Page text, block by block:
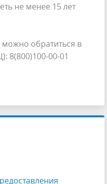
не менее 15 лет
можно обратиться в
8(800)100-00-01